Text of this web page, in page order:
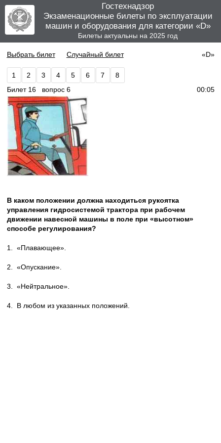
Гостехнадзор
Экзаменационные билеты по эксплуатации
машин и оборудования для категории «D»
Билеты актуальны на 2025 год
Выбрать билет Случайный билет «D»
1 2 3 4 5 6 7
8
Билет 16 вопрос 6
00:06
В каком положении должна находиться рукоятка
управления гидросистемой трактора при рабочем
движении навесной машины в поле при «высотном»
способе регулирования?
1. «Плавающее».
2. «Опускание».
3. «Нейтральное».
4. В любом из указанных положений.